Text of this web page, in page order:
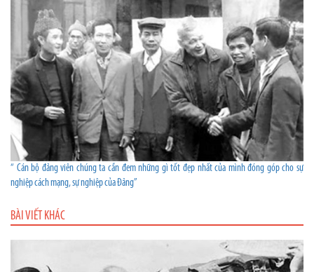
“ Cán bộ đảng viên chúng ta cần đem những gì tốt đẹp nhất của mình đóng góp cho sự
nghiệp cách mạng, sự nghiệp của Đảng”
BÀI VIẾT KHÁC